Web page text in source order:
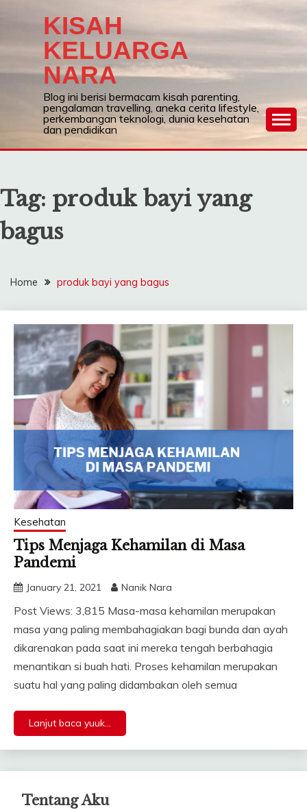
KISAH
KELUARGA
NARA
Blog ini berisi bermacam kisah parenting,
pengalaman travelling, aneka cerita lifestyle,
perkembangan teknologi, dunia kesehatan
dan pendidikan
Tag: produk bayi yang
bagus
Home produk bayi yang bagus
Kesehatan
Tips Menjaga Kehamilan di Masa
Pandemi
January 21, 2021 Nanik Nara
Post Views: 3,815 Masa-masa kehamilan merupakan
masa yang paling membahagiakan bagi bunda dan ayah
dikarenakan pada saat ini mereka tengah berbahagia
menantikan si buah hati. Proses kehamilan merupakan
suatu hal yang paling didambakan oleh semua
Lanjut baca yuuk...
Tentang Aku